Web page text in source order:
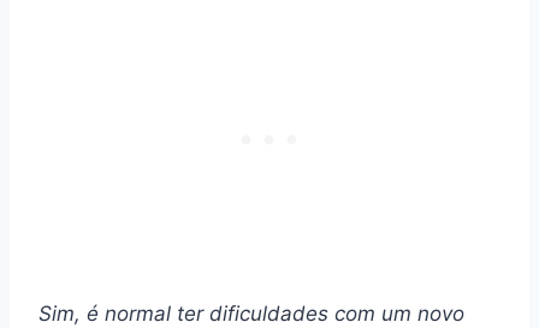
Sim, é normal ter dificuldades com um novo